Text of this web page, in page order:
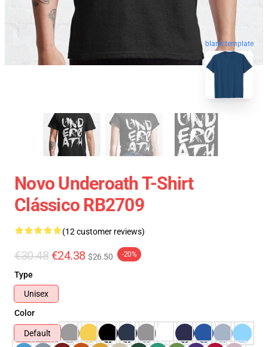
blank template
Novo Underoath T-Shirt
Clássico RB2709
(12 customer reviews)
€30.48 €24.38 $26.50 -20%
Type
Unisex
Color
Default